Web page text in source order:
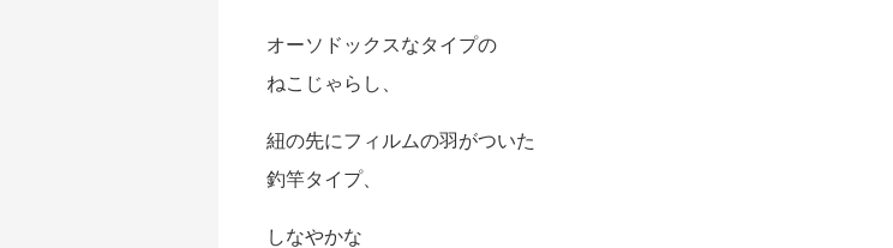
オーソドックスなタイプの
ねこじゃらし、
紐の先にフィルムの羽がついた
釣竿タイプ、
しなやかな